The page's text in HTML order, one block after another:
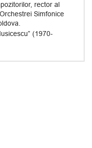
rector al
Simfonice
(1970-